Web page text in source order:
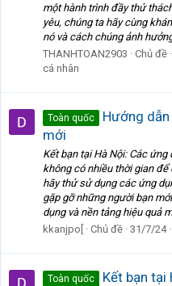
một hành trình đầy thử
yêu, chúng ta hãy cùng
nó và cách chúng ảnh
THANHTOAN2903
Chủ đề
cá nhân
Toàn quốc
Hướng
mới
Kết bạn tại Hà Nội: Các ứng
không có nhiều thời gian
hãy thử sử dụng các ứng
gặp gỡ những người bạn
dụng và nền tảng hiệu quả
kkanjpo[
Chủ đề 31/7/24
Toàn quốc
Kết bạn tại